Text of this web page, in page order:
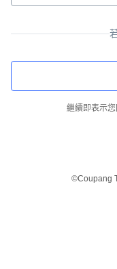
繼續即表示
©Coupang